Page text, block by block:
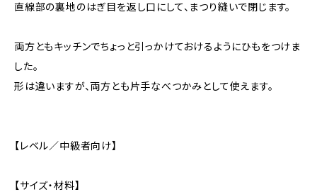
直線部の裏地のはぎ目を返し口にして、まつり縫いで閉じます。
両方ともキッチンでちょっと引っかけておけるようにひもをつけま
した。
形は違いますが、両方とも片手なべつかみとして使えます。
【レベル／中級者向け】
【サイズ・材料】